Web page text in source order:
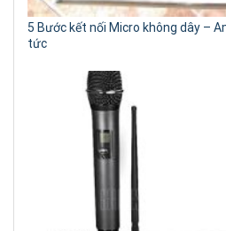
5 Bước kết nối Micro không dây –
tức